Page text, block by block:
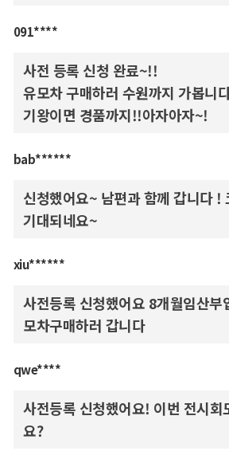
091****
사전 등록 신청 완료~!!
유모차 구매하러 수원까지 가봅니
기왕이면 경품까지!!아자아자~!
bab******
신청했어요~ 남편과 함께 갑니다 !
기대되네요~
xiu******
사전등록 신청했어요 8개월임산부
모차구매하러 갑니다
qwe****
사전등록 신청했어요! 이번 전시회
요?